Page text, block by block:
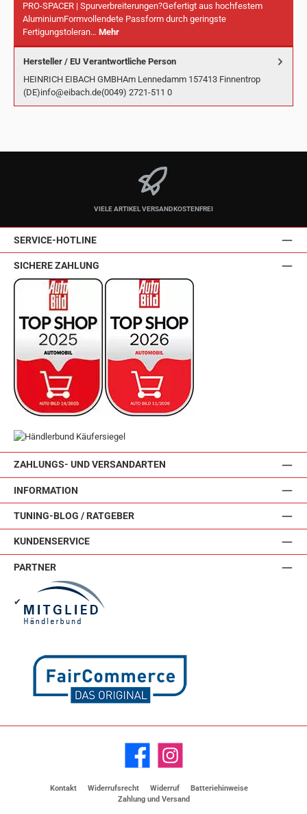
PRO-SPACER | Spurverbreiterungen?Gefertigt aus hochfestem
AluminiumFormvollendete Passform durch geringste
Fertigungstoleran… Mehr
Hersteller / EU Verantwortliche Person
HEINRICH EIBACH GMBHAm Lennedamm 157413 Finnentrop
(DE)info@eibach.de(0049) 2721-511 0
VIELE ARTIKEL VERSANDKOSTENFREI
SERVICE-HOTLINE
ZAHLUNGS- UND VERSANDARTEN
INFORMATION
TUNING-BLOG / RATGEBER
KUNDENSERVICE
SICHERE ZAHLUNG
PARTNER
✔
Facebook Instagram
Kontakt Widerrufsrecht Widerruf
Batteriehinweise
Zahlung und Versand